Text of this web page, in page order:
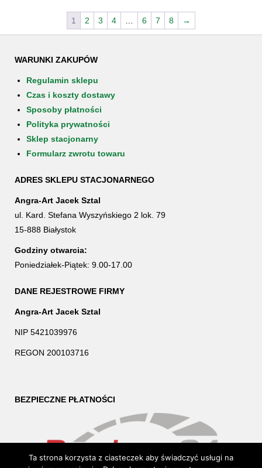
1 2 3 4 … 6 7 8 →
WARUNKI ZAKUPÓW
Regulamin sklepu
Czas i koszty dostawy
Sposoby płatności
Polityka prywatności
Sklep stacjonarny
Formularz zwrotu towaru
ADRES SKLEPU STACJONARNEGO
Angra-Art Jacek Sztal
ul. Kard. Stefana Wyszyńskiego 2 lok. 79
15-888 Białystok
Godziny otwarcia:
Poniedziałek-Piątek: 9.00-17.00
DANE REJESTROWE FIRMY
Angra-Art Jacek Sztal
NIP 5421039976
REGON 200103716
BEZPIECZNE PŁATNOŚCI
Ta strona korzysta z ciasteczek aby świadczyć usługi na